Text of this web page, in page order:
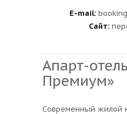
E-mail:
Сайт:
Апарт-
Премиум»
Современный жилой